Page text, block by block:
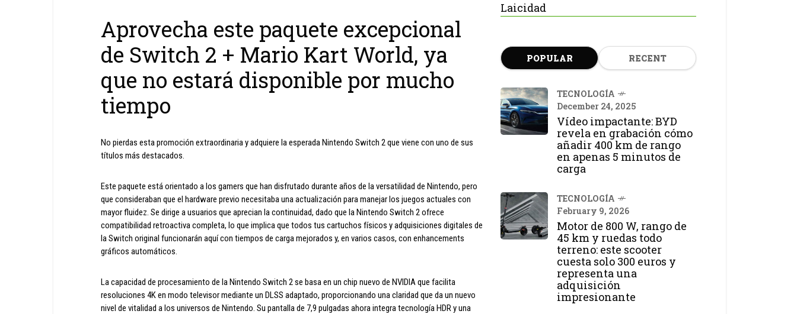
Aprovecha este paquete excepcional
de Switch 2 + Mario Kart World, ya
que no estará disponible por mucho
tiempo
No pierdas esta promoción extraordinaria y adquiere la esperada Nintendo Switch 2 que viene con uno de sus
títulos más destacados.
Este paquete está orientado a los gamers que han disfrutado durante años de la versatilidad de Nintendo, pero
que consideraban que el hardware previo necesitaba una actualización para manejar los juegos actuales con
mayor fluidez. Se dirige a usuarios que aprecian la continuidad, dado que la Nintendo Switch 2 ofrece
compatibilidad retroactiva completa, lo que implica que todos tus cartuchos físicos y adquisiciones digitales de
la Switch original funcionarán aquí con tiempos de carga mejorados y, en varios casos, con enhancements
gráficos automáticos.
La capacidad de procesamiento de la Nintendo Switch 2 se basa en un chip nuevo de NVIDIA que facilita
resoluciones 4K en modo televisor mediante un DLSS adaptado, proporcionando una claridad que da un nuevo
nivel de vitalidad a los universos de Nintendo. Su pantalla de 7,9 pulgadas ahora integra tecnología HDR y una
Laicidad
POPULAR RECENT
TECNOLOGÍA
December 24, 2025
Vídeo impactante: BYD
revela en grabación cómo
añadir 400 km de rango
en apenas 5 minutos de
carga
TECNOLOGÍA
February 9, 2026
Motor de 800 W, rango de
45 km y ruedas todo
terreno: este scooter
cuesta solo 300 euros y
representa una
adquisición
impresionante